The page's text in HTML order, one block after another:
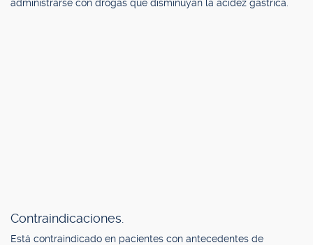
administrarse con drogas que disminuyan la acidez gástrica.
Contraindicaciones.
Está contraindicado en pacientes con antecedentes de